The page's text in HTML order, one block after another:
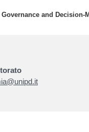
and Decision-